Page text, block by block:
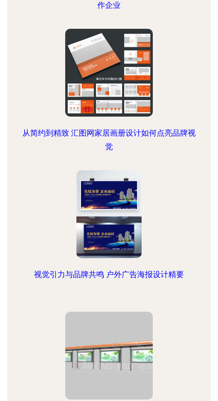
作企业
从简约到精致 汇图网家居画册设计如何点亮品牌视
觉
视觉引力与品牌共鸣 户外广告海报设计精要